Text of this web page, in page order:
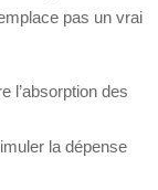
pas un vrai
l’absorption des
la dépense